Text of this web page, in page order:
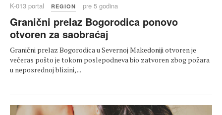
K-013 portal REGION pre 5 godina
Granični prelaz Bogorodica ponovo
otvoren za saobraćaj
Granični prelaz Bogorodica u Severnoj Makedoniji otvoren je
večeras pošto je tokom poslepodneva bio zatvoren zbog požara
u neposrednoj blizini, ...